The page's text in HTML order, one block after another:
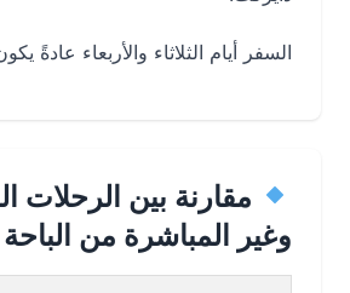
السفر أيام الثلاثاء والأربعاء عادةً يكون
مقارنة بين الرحلات
وغير المباشرة من الباحة